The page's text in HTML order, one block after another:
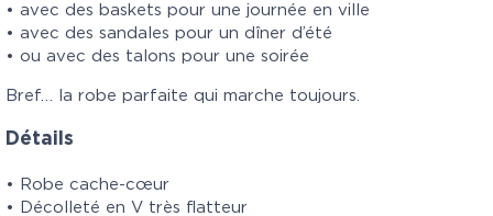
• avec des baskets pour une journée en ville
• avec des sandales pour un dîner d’été
• ou avec des talons pour une soirée
Bref… la robe parfaite qui marche toujours.
Détails
• Robe cache-cœur
• Décolleté en V très flatteur